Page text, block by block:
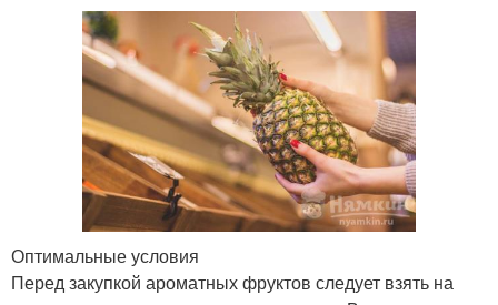
Оптимальные условия
Перед закупкой ароматных фруктов следует взять на